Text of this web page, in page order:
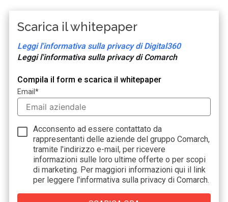
Scarica il whitepaper
Leggi l'informativa sulla privacy di Digital360
Leggi l'informativa sulla privacy di Comarch
Compila il form e scarica il whitepaper
Email*
Acconsento ad essere contattato da
rappresentanti delle aziende del gruppo Comarch,
tramite l'indirizzo e-mail, per ricevere
informazioni sulle loro ultime offerte o per scopi
di marketing. Per maggiori informazioniqui il link
per leggere l'informativa sulla privacy di Comarch.